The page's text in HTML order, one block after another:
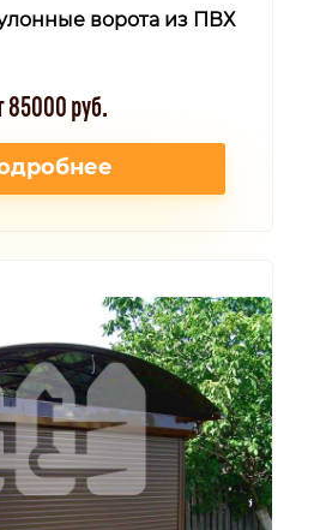
ворота из ПВХ
85000 руб.